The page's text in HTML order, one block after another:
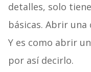
detalles, solo
básicas. Abrir
Y es como abrir
por así decirlo.